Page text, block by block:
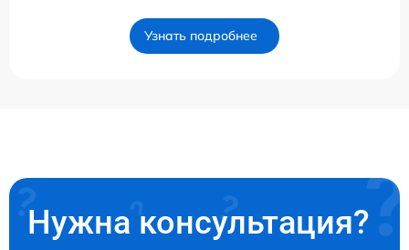
Узнать подробнее
Нужна консультация?